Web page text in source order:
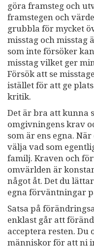
göra framsteg och
framstegen och
grubbla för mycket
misstag och misstag
som inte försöker
misstag vilket ger
Försök att se
istället för att ge
kritik.
Det är bra att kunna
omgivningens krav
som är ens egna.
välja vad som
familj. Kraven och
omvärlden är
något åt. Det du
egna förväntningar
Satsa på
enklast går att
acceptera resten.
människor för att ni